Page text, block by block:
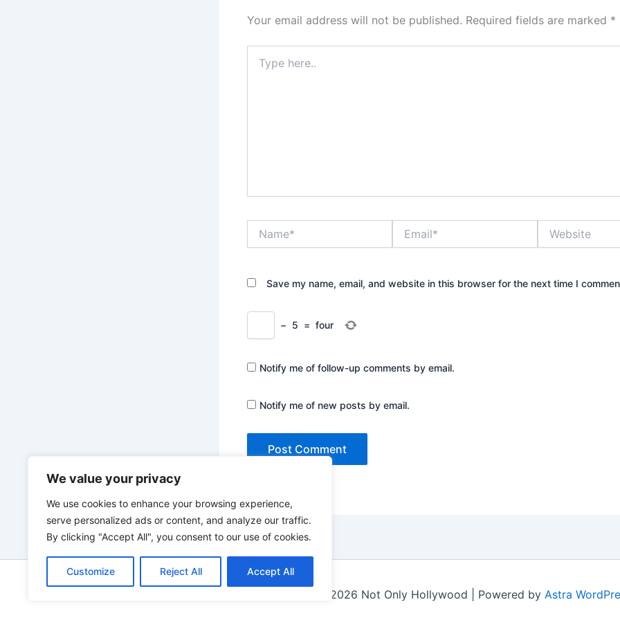
We value your privacy
We use cookies to enhance your browsing experience,
serve personalized ads or content, and analyze our traffic.
By clicking "Accept All", you consent to our use of cookies.
Customize Reject All Accept All
Your email address will not be published. Required fields are marked *
here..
Save my name, email, and website in this browser for the next time I
− 5 = four
Notify me of follow-up comments by email.
Notify me of new posts by email.
Copyright © 2026 Not Only Hollywood | Powered by Astra